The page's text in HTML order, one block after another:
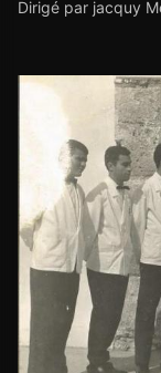
Dirigé par jacquy